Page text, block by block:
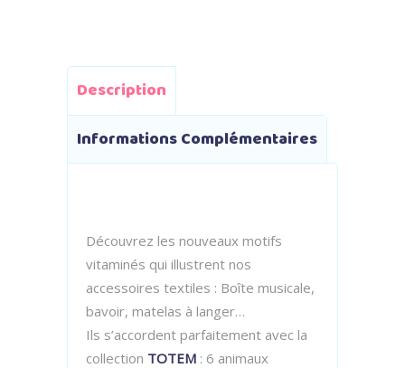
Description
Informations Complémentaires
Découvrez les nouveaux motifs
vitaminés qui illustrent nos
accessoires textiles : Boîte musicale,
bavoir, matelas à langer…
Ils s’accordent parfaitement avec la
collection TOTEM : 6 animaux